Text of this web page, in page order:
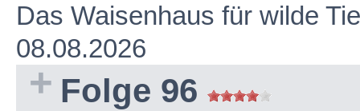
Das Waisenhaus für wilde
08.08.2026
Folge 96